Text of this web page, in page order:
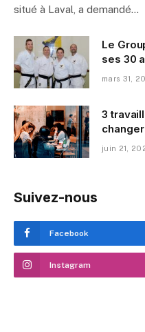
situé à Laval, a demandé…
Le
ses 30
mars 31,
3
juin 21,
Suivez-nous
Facebook
Instagram